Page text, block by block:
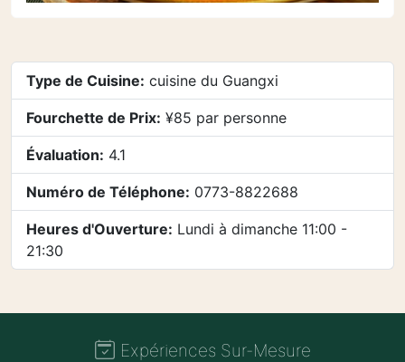
Type de Cuisine: cuisine du Guangxi
Fourchette de Prix: ¥85 par personne
Évaluation: 4.1
Numéro de Téléphone: 0773-8822688
Heures d'Ouverture: Lundi à dimanche 11:00 -
21:30
Expériences Sur-Mesure